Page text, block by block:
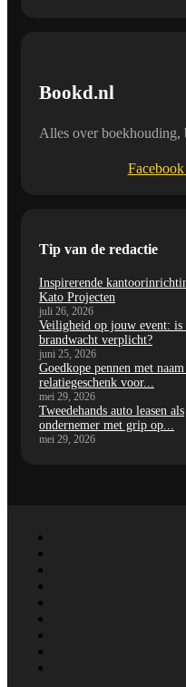
Bookd.nl
Alles over boekhouding,
Facebook
Tip van de redactie
Inspirerende
Kato Projecten
juli 26, 2026
Veiligheid op jouw event: is
brandwacht verplicht?
juni 25, 2026
Goedkope pennen met
relatiegeschenk voor...
mei 29, 2026
Tweedehands auto leasen als
ondernemer met grip op...
mei 29, 2026